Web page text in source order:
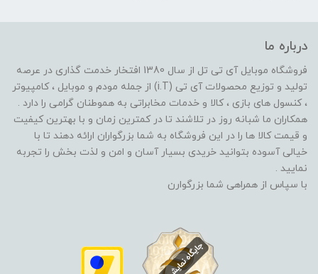
درباره ما
فروشگاه موبایل آی تی تل از سال 1380 افتخار خدمت گذاری در عرصه
تولید و توزیع محصولات آی تی (i.T) از جمله مودم و موبایل ، کامپیوتر
، کنسول های بازی ، کالا و خدمات مخابراتی به هموطنان گرامی را دارد .
همکاران ما شبانه روز در تلاشند تا در کمترین زمان و با بهترین کیفیت
و قیمت کالا ها را در این فروشگاه به شما بزرگواران ارائه دهند تا با
خیالی آسوده بتوانید خریدی بسیار آسان و امن و لذت بخش را تجربه
نمایید .
با سپاس از همراهی شما بزرگوارن